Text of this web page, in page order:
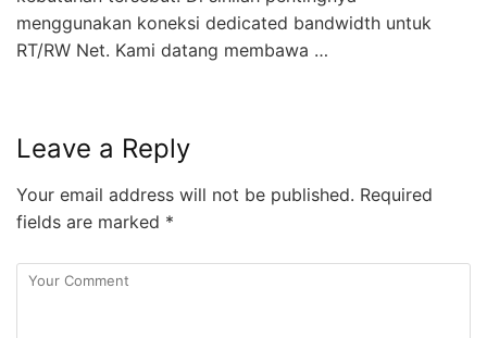
menggunakan koneksi dedicated bandwidth untuk
RT/RW Net. Kami datang membawa …
Leave a Reply
Your email address will not be published. Required
fields are marked *